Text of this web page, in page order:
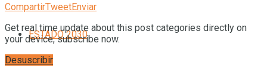
ESTADO 2030
CompartirTweetEnviar
Get real time update about this post categories directly on
your device, subscribe now.
Desuscribir